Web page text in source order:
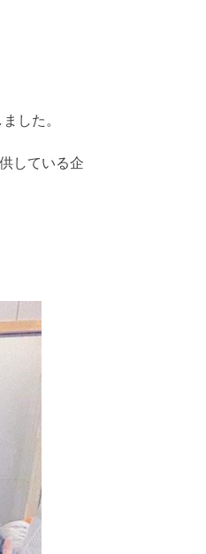
した。
している企